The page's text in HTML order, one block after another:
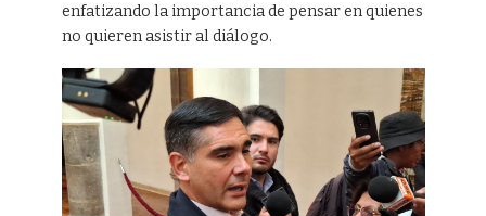
enfatizando la importancia de pensar en quienes
no quieren asistir al diálogo.